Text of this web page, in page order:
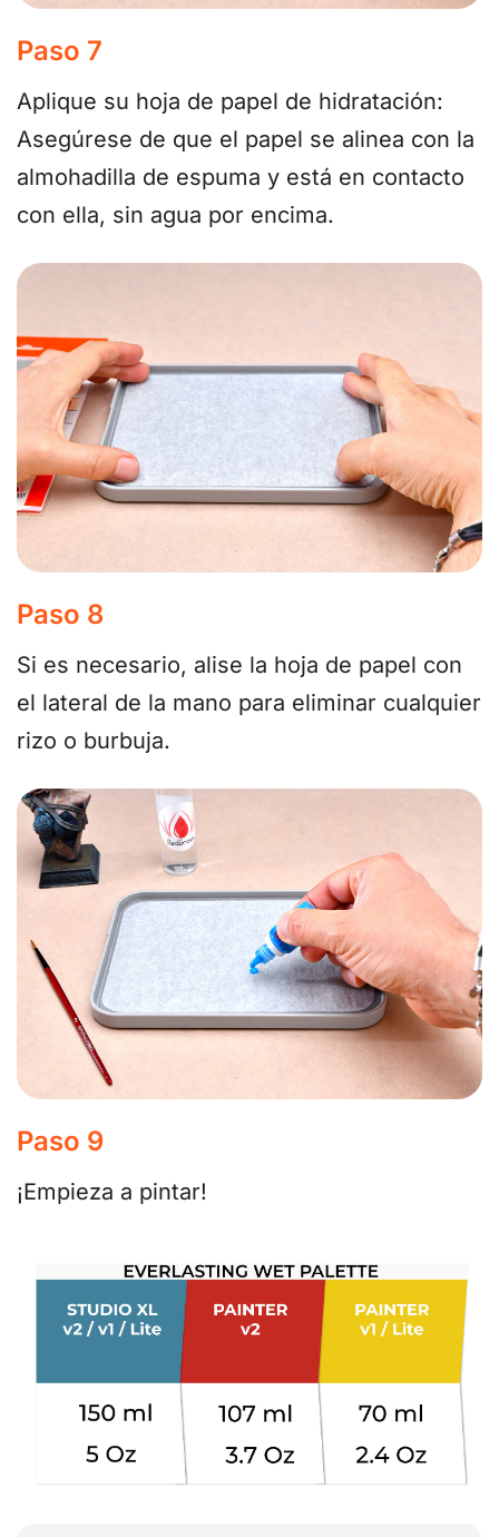
Paso 7
Aplique su hoja de papel de hidratación:
Asegúrese de que el papel se alinea con la
almohadilla de espuma y está en contacto
con ella, sin agua por encima.
Paso 8
Si es necesario, alise la hoja de papel con
el lateral de la mano para eliminar cualquier
rizo o burbuja.
Paso 9
¡Empieza a pintar!